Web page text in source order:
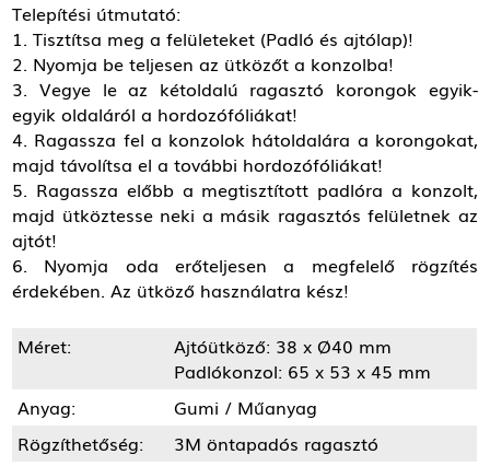
Telepítési útmutató:
1. Tisztítsa meg a felületeket (Padló és ajtólap)!
2. Nyomja be teljesen az ütközőt a konzolba!
3. Vegye le az kétoldalú ragasztó korongok egyik-
egyik oldaláról a hordozófóliákat!
4. Ragassza fel a konzolok hátoldalára a korongokat,
majd távolítsa el a további hordozófóliákat!
5. Ragassza előbb a megtisztított padlóra a konzolt,
majd ütköztesse neki a másik ragasztós felületnek az
ajtót!
6. Nyomja oda erőteljesen a megfelelő rögzítés
érdekében. Az ütköző használatra kész!
Méret:
Ajtóütköző: 38 x Ø40 mm
Padlókonzol: 65 x 53 x 45 mm
Anyag:
Gumi / Műanyag
Rögzíthetőség:
3M öntapadós ragasztó